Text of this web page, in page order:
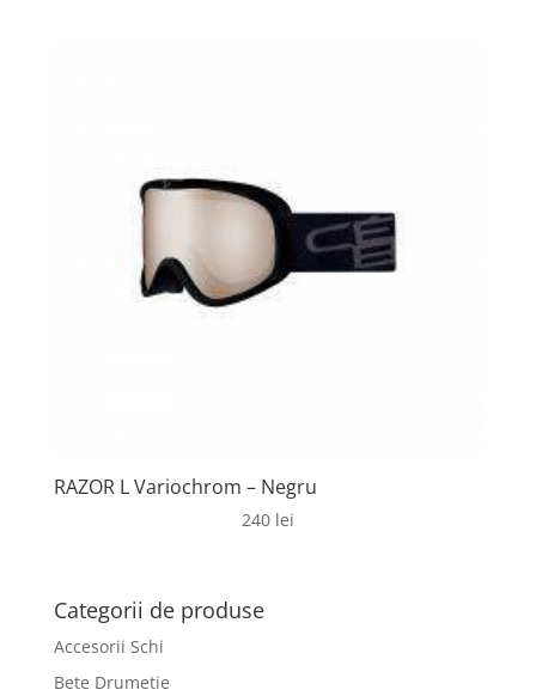
RAZOR L Variochrom – Negru
240 lei
Categorii de produse
Accesorii Schi
Bete Drumetie